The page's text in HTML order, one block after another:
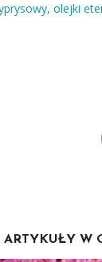
olejki
ARTYKUŁY W